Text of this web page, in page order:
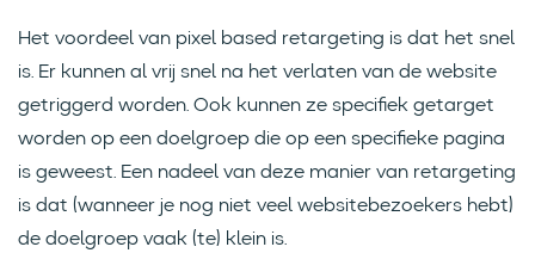
Het voordeel van pixel based retargeting is dat het snel
is. Er kunnen al vrij snel na het verlaten van de website
getriggerd worden. Ook kunnen ze specifiek getarget
worden op een doelgroep die op een specifieke pagina
is geweest. Een nadeel van deze manier van retargeting
is dat (wanneer je nog niet veel websitebezoekers hebt)
de doelgroep vaak (te) klein is.